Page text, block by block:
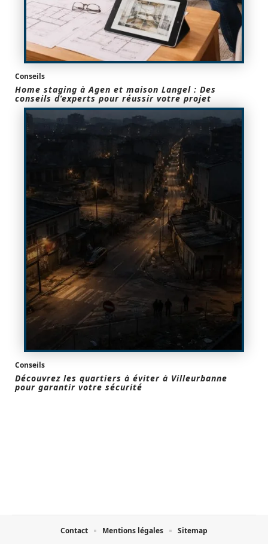
Conseils
Home staging à Agen et maison Langel : Des
conseils d’experts pour réussir votre projet
Conseils
Découvrez les quartiers à éviter à Villeurbanne
pour garantir votre sécurité
Contact Mentions légales Sitemap